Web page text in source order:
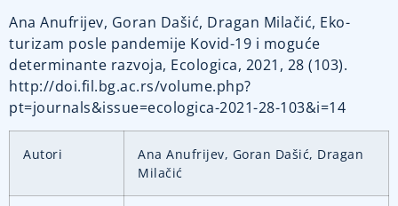
Ana Anufrijev, Goran Dašić, Dragan Milačić, Eko-
turizam posle pandemije Kovid-19 i moguće
determinante razvoja, Ecologica, 2021, 28 (103).
http://doi.fil.bg.ac.rs/volume.php?
pt=journals&issue=ecologica-2021-28-103&i=14
Autori
Ana Anufrijev, Goran Dašić, Dragan
Milačić